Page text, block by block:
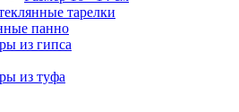
тарелки
панно
из гипса
из туфа